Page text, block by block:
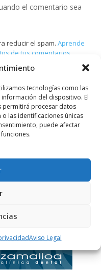
tecnologías como las
del dispositivo. El
permitirá procesar datos
las identificaciones únicas
puede afectar
Aviso Legal
el comentario sea
reducir el spam. Aprende
de tus comentarios.